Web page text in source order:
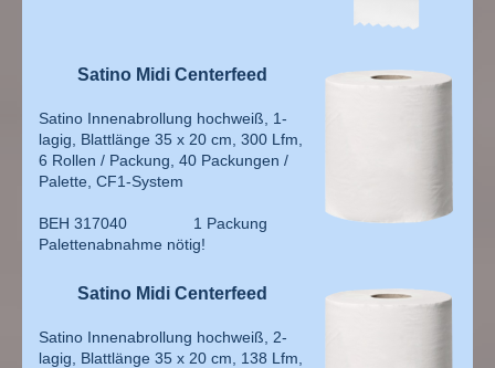
Satino Midi Centerfeed
Satino Innenabrollung hochweiß, 1-
lagig, Blattlänge 35 x 20 cm, 300 Lfm,
6 Rollen / Packung, 40 Packungen /
Palette, CF1-System
BEH 317040 1 Packung
Palettenabnahme nötig!
Satino Midi Centerfeed
Satino Innenabrollung hochweiß, 2-
lagig, Blattlänge 35 x 20 cm, 138 Lfm,